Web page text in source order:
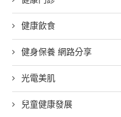
健康飲食
健身保養 網路分享
光電美肌
兒童健康發展